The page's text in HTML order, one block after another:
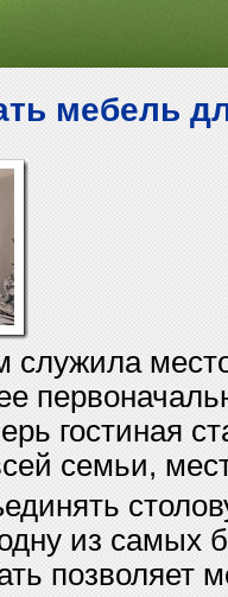
мебель
служила
гостиная
семьи,
из самых
позволяет